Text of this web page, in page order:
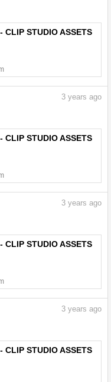
STUDIO ASSETS
3 years ago
STUDIO ASSETS
3 years ago
STUDIO ASSETS
3 years ago
STUDIO ASSETS